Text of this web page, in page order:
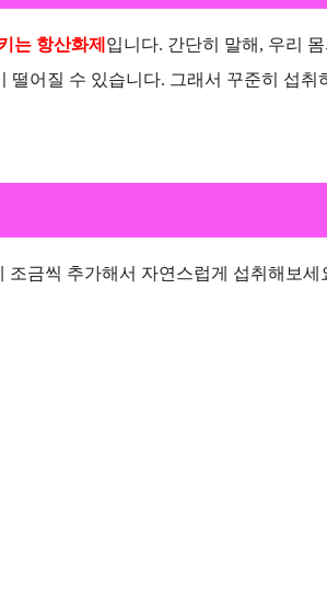
는 항산화제 입니다. 간단히 말해, 우리
어질 수 있습니다. 그래서 꾸준히 섭취
조금씩 추가해서 자연스럽게 섭취해보세